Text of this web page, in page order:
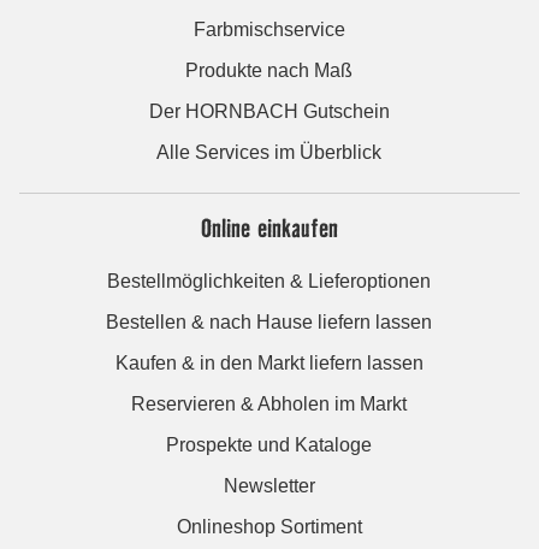
Farbmischservice
Produkte nach Maß
Der HORNBACH Gutschein
Alle Services im Überblick
Online einkaufen
Bestellmöglichkeiten & Lieferoptionen
Bestellen & nach Hause liefern lassen
Kaufen & in den Markt liefern lassen
Reservieren & Abholen im Markt
Prospekte und Kataloge
Newsletter
Onlineshop Sortiment